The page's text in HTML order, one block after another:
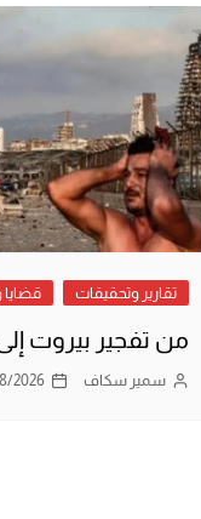
تقارير وتحقيقات قضايا
من تفجير بيروت
سمير سكاف 2026